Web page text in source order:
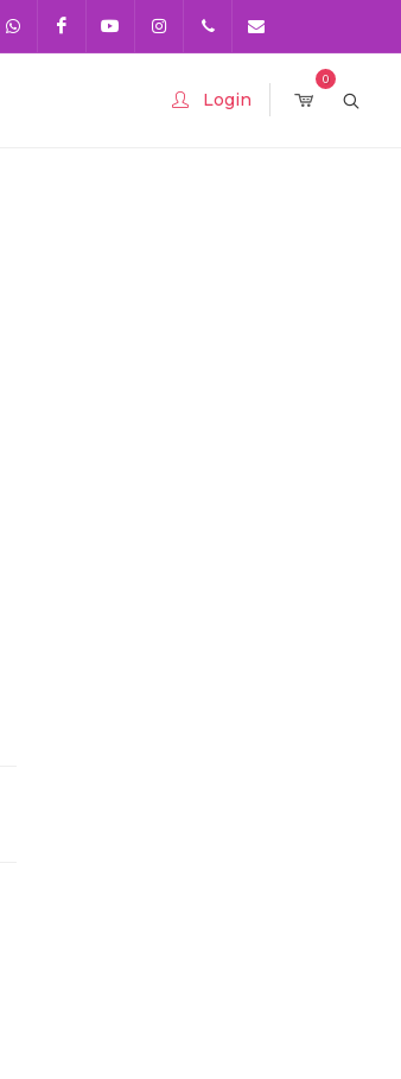
0
Login